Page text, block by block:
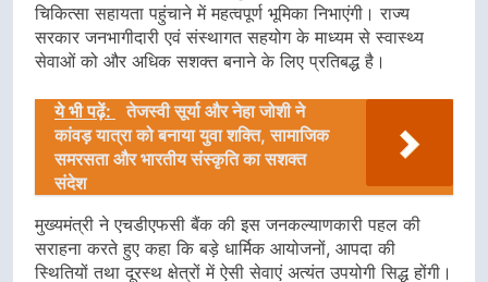
चिकित्सा सहायता पहुंचाने में महत्वपूर्ण भूमिका निभाएंगी। राज्य
सरकार जनभागीदारी एवं संस्थागत सहयोग के माध्यम से स्वास्थ्य
सेवाओं को और अधिक सशक्त बनाने के लिए प्रतिबद्ध है।
ये भी पढ़ें:
तेजस्वी सूर्या और नेहा जोशी ने
कांवड़ यात्रा को बनाया युवा शक्ति, सामाजिक
समरसता और भारतीय संस्कृति का सशक्त
संदेश
मुख्यमंत्री ने एचडीएफसी बैंक की इस जनकल्याणकारी पहल की
सराहना करते हुए कहा कि बड़े धार्मिक आयोजनों, आपदा की
स्थितियों तथा दूरस्थ क्षेत्रों में ऐसी सेवाएं अत्यंत उपयोगी सिद्ध होंगी।